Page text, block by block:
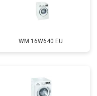
WM 16W640 EU